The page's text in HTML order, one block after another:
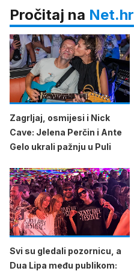
Pročitaj na Net.hr
Zagrljaj, osmijesi i Nick
Cave: Jelena Perčin i Ante
Gelo ukrali pažnju u Puli
Svi su gledali pozornicu, a
Dua Lipa među publikom: